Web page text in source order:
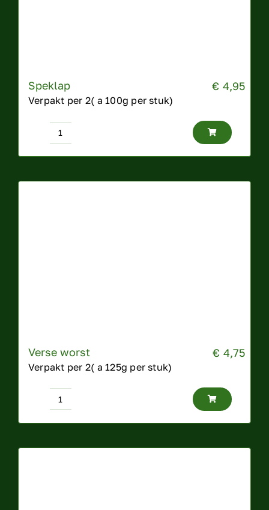
Speklap € 4,95
Verpakt per 2( a 100g per stuk)
Speklap
Verse worst € 4,75
Verpakt per 2( a 125g per stuk)
Verse